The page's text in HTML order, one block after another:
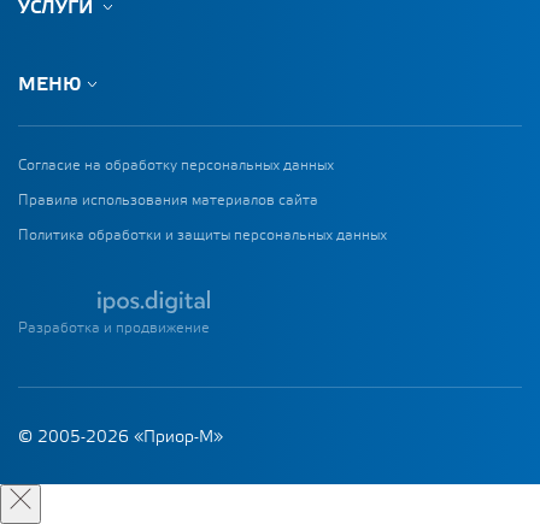
УСЛУГИ
МЕНЮ
Согласие на обработку персональных данных
Правила использования материалов сайта
Политика обработки и защиты персональных данных
Разработка и продвижение
© 2005-2026 «Приор-М»